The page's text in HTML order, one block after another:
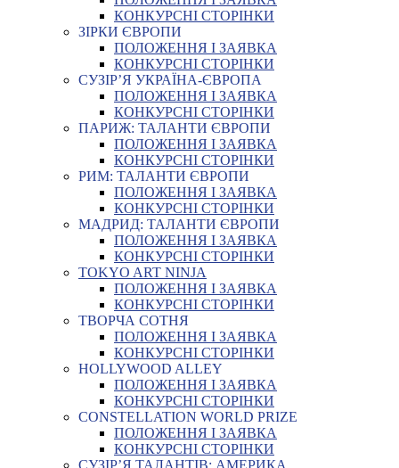
КОНКУРСНІ СТОРІНКИ
ЗІРКИ ЄВРОПИ
ПОЛОЖЕННЯ І ЗАЯВКА
КОНКУРСНІ СТОРІНКИ
СУЗІР’Я УКРАЇНА-ЄВРОПА
ПОЛОЖЕННЯ І ЗАЯВКА
КОНКУРСНІ СТОРІНКИ
ПАРИЖ: ТАЛАНТИ ЄВРОПИ
ПОЛОЖЕННЯ І ЗАЯВКА
КОНКУРСНІ СТОРІНКИ
РИМ: ТАЛАНТИ ЄВРОПИ
ПОЛОЖЕННЯ І ЗАЯВКА
КОНКУРСНІ СТОРІНКИ
МАДРИД: ТАЛАНТИ ЄВРОПИ
ПОЛОЖЕННЯ І ЗАЯВКА
КОНКУРСНІ СТОРІНКИ
TOKYO ART NINJA
ПОЛОЖЕННЯ І ЗАЯВКА
КОНКУРСНІ СТОРІНКИ
ТВОРЧА СОТНЯ
ПОЛОЖЕННЯ І ЗАЯВКА
КОНКУРСНІ СТОРІНКИ
HOLLYWOOD ALLEY
ПОЛОЖЕННЯ І ЗАЯВКА
КОНКУРСНІ СТОРІНКИ
CONSTELLATION WORLD PRIZE
ПОЛОЖЕННЯ І ЗАЯВКА
КОНКУРСНІ СТОРІНКИ
СУЗІР’Я ТАЛАНТІВ: АМЕРИКА